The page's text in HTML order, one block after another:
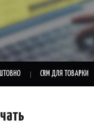
CRM ДЛЯ ТОВАРКИ